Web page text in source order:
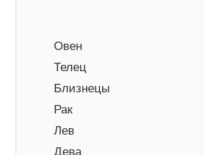
Овен
Телец
Близнецы
Рак
Лев
Дева